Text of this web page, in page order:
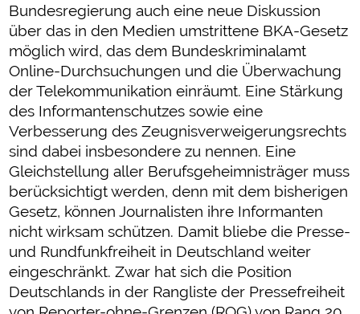
Bundesregierung auch eine neue Diskussion
über das in den Medien umstrittene BKA-Gesetz
möglich wird, das dem Bundeskriminalamt
Online-Durchsuchungen und die Überwachung
der Telekommunikation einräumt. Eine Stärkung
des Informantenschutzes sowie eine
Verbesserung des Zeugnisverweigerungsrechts
sind dabei insbesondere zu nennen. Eine
Gleichstellung aller Berufsgeheimnisträger muss
berücksichtigt werden, denn mit dem bisherigen
Gesetz, können Journalisten ihre Informanten
nicht wirksam schützen. Damit bliebe die Presse-
und Rundfunkfreiheit in Deutschland weiter
eingeschränkt. Zwar hat sich die Position
Deutschlands in der Rangliste der Pressefreiheit